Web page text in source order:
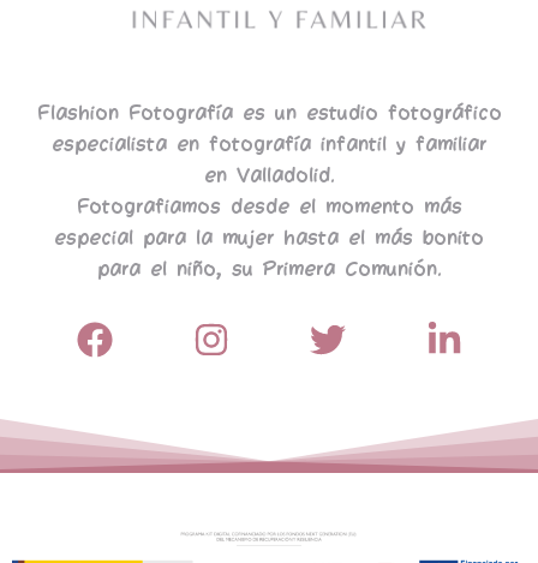
Flashion Fotografía es un estudio fotográfico
especialista en fotografía infantil y familiar
en Valladolid.
Fotografiamos desde el momento más
especial para la mujer hasta el más bonito
para el niño, su Primera Comunión.